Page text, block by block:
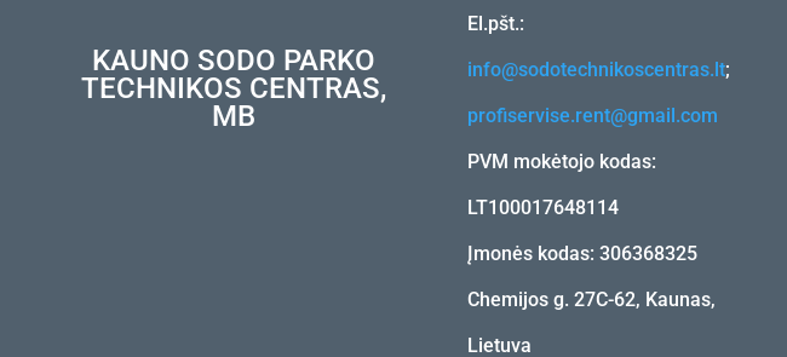
KAUNO SODO PARKO
TECHNIKOS CENTRAS,
MB
El.pšt.:
info@sodotechnikoscentras.lt;
profiservise.rent@gmail.com
PVM mokėtojo kodas:
LT100017648114
Įmonės kodas: 306368325
Chemijos g. 27C-62, Kaunas,
Lietuva